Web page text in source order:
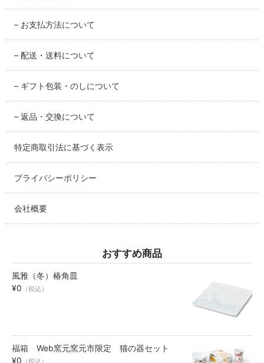
カテゴリ別
BY CATEGORY
皿・プレート
cup
モーニングセット
morning set
レスト・箸置き
アクセサリー
accessory
お買い物ガイド
– お支払方法について
– 配送・送料について
– ギフト包装・のしについて
– 返品・交換について
特定商取引法に基づく表示
プライバシーポリシー
会社概要
おすすめ商品
風雅（冬）椿角皿
¥0 （税込）
福箱 Web窯元窯元市限定 猫の器セット
¥0 （税込）